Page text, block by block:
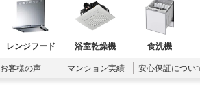
レンジフード 浴室乾燥機 食洗機
お客様の声 マンション実績 安心保証につい